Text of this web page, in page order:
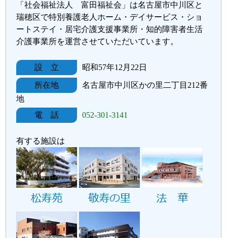
「社会福祉法人 富田福祉会」は名古屋市中川区と
瑞穂区で特別養護老人ホーム・デイサービス・ショ
ートステイ・居宅介護支援事業所・知的障害者生活
介護事業所を運営させていただいています。
設 立 昭和57年12月22日
所在地
名古屋市中川区かの里二丁目212番
地
電 話
052-301-3141
有する施設は